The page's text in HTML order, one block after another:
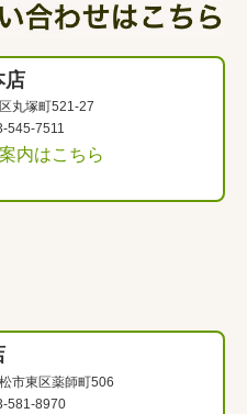
店
丸塚町521-27
545-7511
内はこちら
市東区薬師町506
581-8970